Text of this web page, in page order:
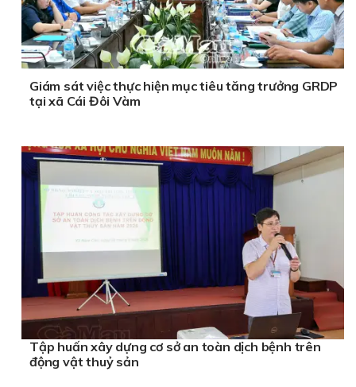
Giám sát việc thực hiện mục tiêu tăng trưởng GRDP
tại xã Cái Đôi Vàm
Tập huấn xây dựng cơ sở an toàn dịch bệnh trên
động vật thuỷ sản